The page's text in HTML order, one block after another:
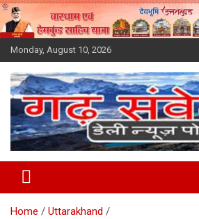
Skip
to
content
Monday, August 10, 2026
Home
Uttarakhand